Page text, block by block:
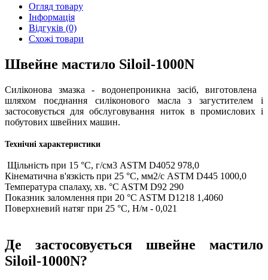
Огляд товару
Інформація
Відгуків (0)
Схожі товари
Швейне мастило Siloil-1000N
Силіконова змазка - водонепроникна засіб, виготовлена ​​
шляхом поєднання силіконового масла з загустителем і
застосовується для обслуговування ниток в промислових і
побутових швейних машин.
Технічні характеристики
Щільність при 15 °C, г/см3 ASTM D4052 978,0
Кінематична в'язкість при 25 °C, мм2/с ASTM D445 1000,0
Температура спалаху, хв. °C ASTM D92 290
Показник заломлення при 20 °C ASTM D1218 1,4060
Поверхневий натяг при 25 °C, Н/м - 0,021
Де застосовується швейне мастило
Siloil-1000N?